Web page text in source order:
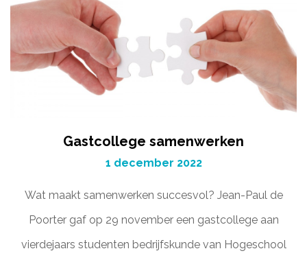
Gastcollege samenwerken
1 december 2022
Wat maakt samenwerken succesvol? Jean-Paul de
Poorter gaf op 29 november een gastcollege aan
vierdejaars studenten bedrijfskunde van Hogeschool